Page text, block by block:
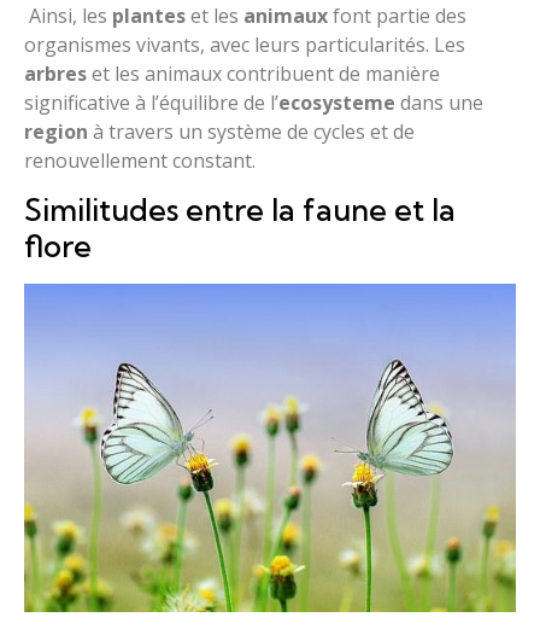
Ainsi, les planteset les animauxfont partie des
organismes vivants, avec leurs particularités. Les
arbreset les animaux contribuent de manière
significative à l’équilibre de l’ecosysteme dans une
region à travers un système de cycles et de
renouvellement constant.
Similitudes entre la faune et la
flore